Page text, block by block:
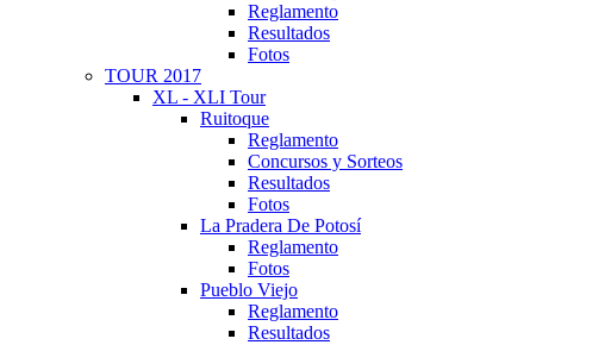
Reglamento
Resultados
Fotos
TOUR 2017
XL - XLI Tour
Ruitoque
Reglamento
Concursos y Sorteos
Resultados
Fotos
La Pradera De Potosí
Reglamento
Fotos
Pueblo Viejo
Reglamento
Resultados